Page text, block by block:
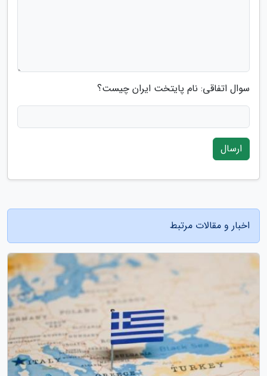
سوال اتفاقی: نام پایتخت ایران چیست؟
ارسال
اخبار و مقالات مرتبط